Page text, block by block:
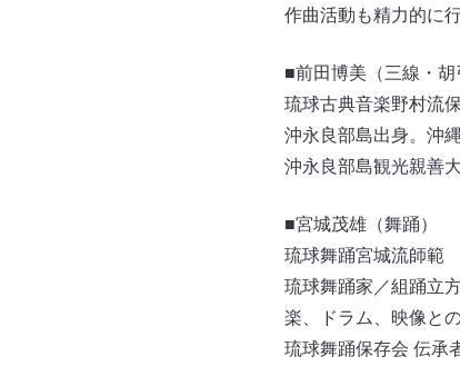
作曲活動も精力的に
■前田博美（三線・胡
琉球古典音楽野村流
沖永良部島出身。沖
沖永良部島観光親善
■宮城茂雄（舞踊）
琉球舞踊宮城流師範
琉球舞踊家／組踊立
楽、ドラム、映像と
琉球舞踊保存会 伝承